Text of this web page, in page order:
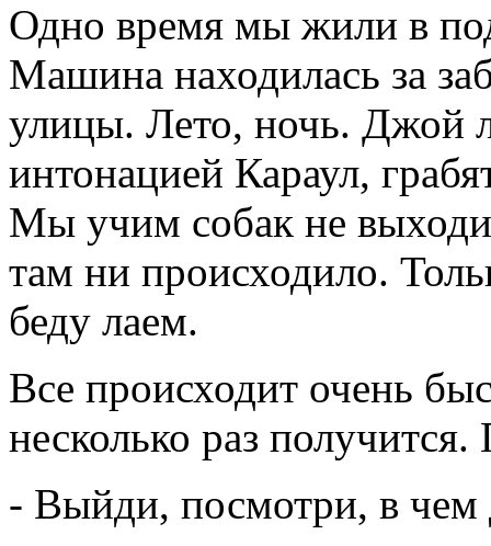
Одно время мы жили в
Машина находилась за
улицы. Лето, ночь. Джой
интонацией Караул,
Мы учим собак не
там ни происходило.
беду лаем.
Все происходит очень
несколько раз
- Выйди, посмотри, в чем